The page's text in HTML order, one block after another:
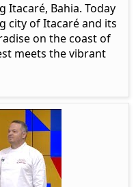
Itacaré, Bahia. Today
city of Itacaré and its
on the coast of
meets the vibrant